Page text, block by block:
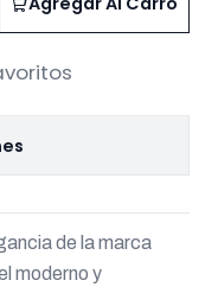
de la marca
moderno y